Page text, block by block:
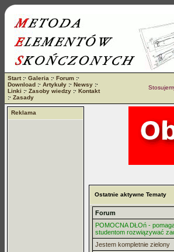
Start:· Galeria :· Forum :·
Download :· Artykuły :· Newsy :·
Linki :· Zasoby wiedzy :· Kontakt
:· Zasady
Stosujemy
Reklama
Ostatnie aktywne Tematy
Forum
POMOCNA DŁOń -
studentom rozwiązywać
Jestem kompletnie zielony